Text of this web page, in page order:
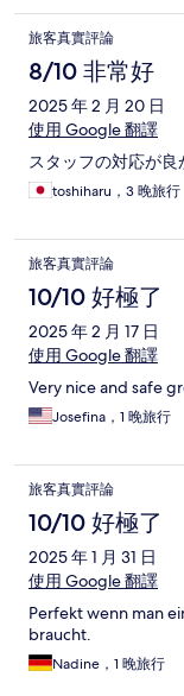
旅客真實評論
8/10 非常好
2025 年 2 月 20 日
使用 Google 翻譯
スタッフの対応が良
toshiharu，3 晚旅行
旅客真實評論
10/10 好極了
2025 年 2 月 17 日
使用 Google 翻譯
Very nice and safe
Josefina，1 晚旅行
旅客真實評論
10/10 好極了
2025 年 1 月 31 日
使用 Google 翻譯
Perfekt wenn man
braucht.
Nadine，1 晚旅行